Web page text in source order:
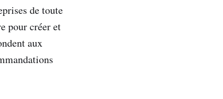
de toute
pour créer et
aux